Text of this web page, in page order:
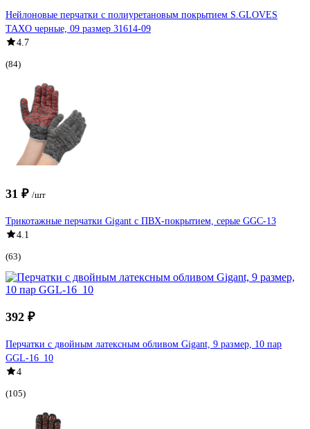
Нейлоновые перчатки с полиуретановым покрытием S.GLOVES
TAXO черные, 09 размер 31614-09
4.7
(84)
31 ₽ /шт
Трикотажные перчатки Gigant с ПВХ-покрытием, серые GGC-13
4.1
(63)
392 ₽
Перчатки с двойным латексным обливом Gigant, 9 размер, 10 пар
GGL-16_10
4
(105)